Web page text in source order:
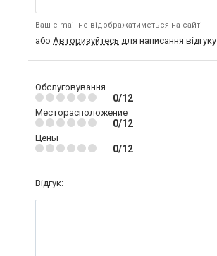
Ваш e-mail не відображатиметься на сайті
або Авторизуйтесь для написання відгуку
Обслуговування
0/12
Месторасположение
0/12
Цены
0/12
Відгук: